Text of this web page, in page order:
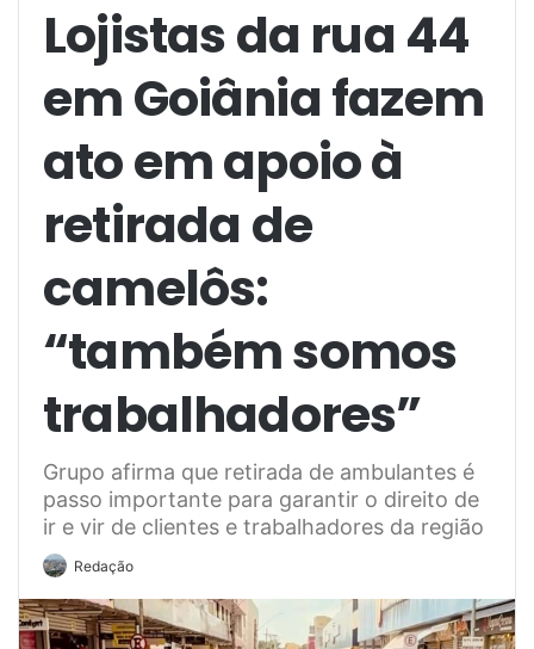
Lojistas da rua 44
em Goiânia fazem
ato em apoio à
retirada de
camelôs:
“também somos
trabalhadores”
Grupo afirma que retirada de ambulantes é
passo importante para garantir o direito de
ir e vir de clientes e trabalhadores da região
Redação